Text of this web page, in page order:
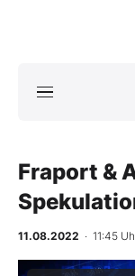
Finanz-Check
Abo & Shop
Fraport &
11.08.2022 · 11:45